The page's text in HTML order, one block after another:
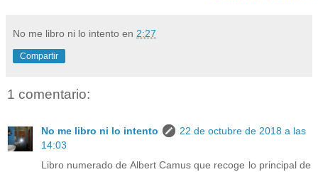
No me libro ni lo intento en 2:27
Compartir
1 comentario:
No me libro ni lo intento
22 de octubre de 2018 a las
14:03
Libro numerado de Albert Camus que recoge lo principal de